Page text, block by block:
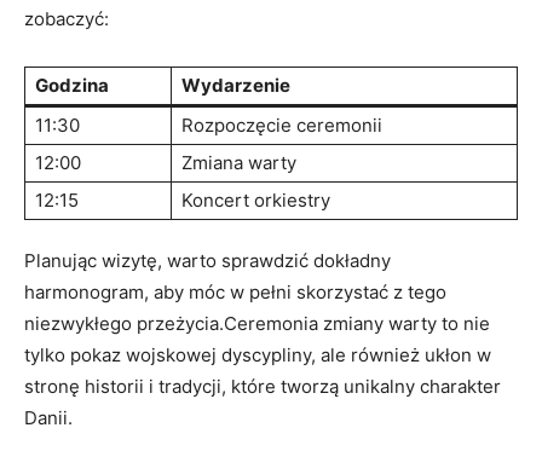
zobaczyć:
Godzina
Wydarzenie
11:30
Rozpoczęcie ceremonii
12:00
Zmiana warty
12:15
Koncert orkiestry
Planując ⁤wizytę, warto sprawdzić dokładny⁢
harmonogram,⁤ aby‍ móc w pełni skorzystać z⁤ tego
niezwykłego przeżycia.Ceremonia zmiany warty to nie
tylko‌ pokaz wojskowej⁢ dyscypliny, ale również ⁣ukłon w
stronę historii i‍ tradycji, ⁤które tworzą ⁣unikalny charakter⁢
Danii.